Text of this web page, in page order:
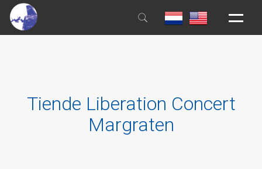
AANMELDEN
Tiende Liberation Concert
Margraten